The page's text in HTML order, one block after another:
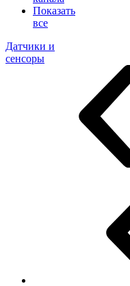
Показать
все
Датчики и
сенсоры